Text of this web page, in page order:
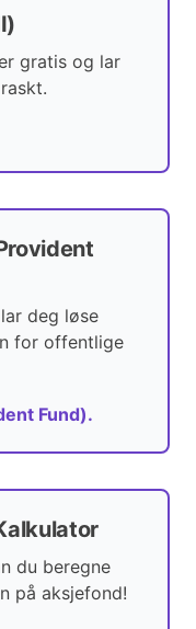
gratis og lar
deg løse
for offentlige
Fund).
du beregne
på aksjefond!